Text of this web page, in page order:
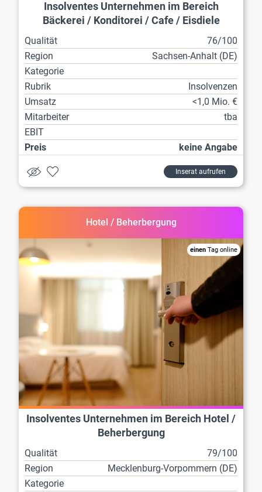
Insolventes Unternehmen im Bereich
Bäckerei / Konditorei / Cafe / Eisdiele
Qualität
76/100
Region
Sachsen-Anhalt (DE)
Kategorie
Rubrik
Insolvenzen
Umsatz
<1,0 Mio. €
Mitarbeiter
tba
EBIT
Preis
keine Angabe
Inserat aufrufen
Hotel / Beherbergung
einen Tag online
Insolventes Unternehmen im Bereich Hotel /
Beherbergung
Qualität
79/100
Region
Mecklenburg-Vorpommern (DE)
Kategorie